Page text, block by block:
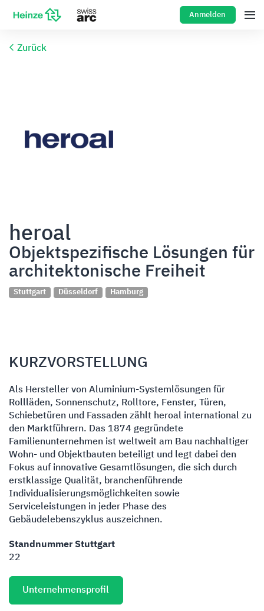
Anmelden
Zurück
heroal
Objektspezifische Lösungen für
architektonische Freiheit
Stuttgart Düsseldorf Hamburg
KURZVORSTELLUNG
Als Hersteller von Aluminium-Systemlösungen für
Rollläden, Sonnenschutz, Rolltore, Fenster, Türen,
Schiebetüren und Fassaden zählt heroal international zu
den Marktführern. Das 1874 gegründete
Familienunternehmen ist weltweit am Bau nachhaltiger
Wohn- und Objektbauten beteiligt und legt dabei den
Fokus auf innovative Gesamtlösungen, die sich durch
erstklassige Qualität, branchenführende
Individualisierungsmöglichkeiten sowie
Serviceleistungen in jeder Phase des
Gebäudelebenszyklus auszeichnen.
Standnummer Stuttgart
22
Unternehmensprofil